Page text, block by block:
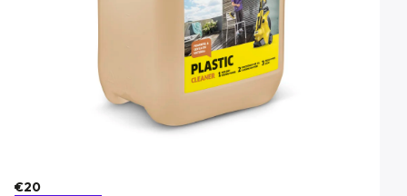
€20